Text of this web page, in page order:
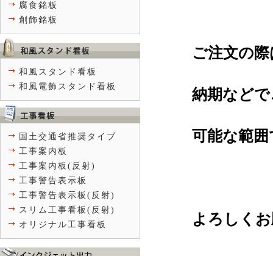
ご注文の
納期など
可能な範
よろしく
腐食銘板
創飾銘板
和風スタンド看板
和風電飾スタンド看板
国土交通省推奨タイプ
工事案内板
工事案内板(反射)
工事警告表示板
工事警告表示板(反射)
スリム工事看板(反射)
オリジナル工事看板